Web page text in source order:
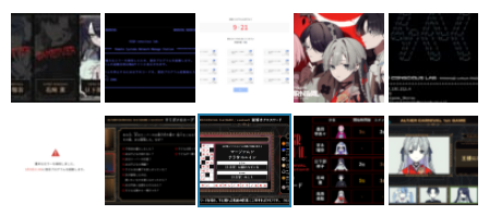
マンガ
女性向け
アプリレビュー
その他
電ファミニコゲーマーとは？